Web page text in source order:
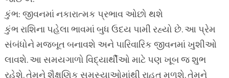
કુંભ: જીવનમાં નકારાત્મક પ્રભાવ ઓછો થશે
કુંભ રાશિના પહેલા ભાવમાં બુધ ઉદય પામી રહ્યો છે. આ પ્રેમ
સંબંધોને મજબૂત બનાવશે અને પારિવારિક જીવનમાં ખુશીઓ
લાવશે. આ સમયગાળો વિદ્યાર્થીઓ માટે પણ ખૂબ જ શુભ